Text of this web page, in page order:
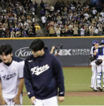
機也有事」，並指出自己並
感到莫名其妙，他也幽默自
顯微鏡圈的吧」。此事件引
言表示，「什麼圈是怎麼分
戲劇娛樂線記者可以說自己
業的都不會說自己是體育圈
「您是神學界宗教門信仰綱
、「可能算玄學圈的吧…」
剛剛好而已，人家在待機而